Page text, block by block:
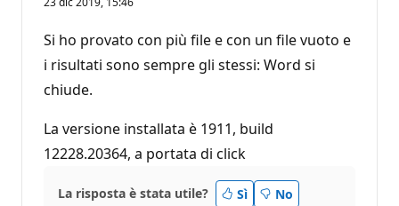
Si ho provato con più file e con un file vuoto e
i risultati sono sempre gli stessi: Word si
chiude.
La versione installata è 1911, build
12228.20364, a portata di click
La risposta è stata utile? Sì No